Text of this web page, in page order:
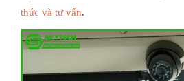
thức và tư vấn.